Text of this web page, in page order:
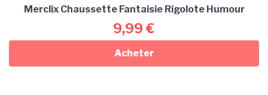
Merclix Chaussette Fantaisie Rigolote Humour
9,99 €
Acheter